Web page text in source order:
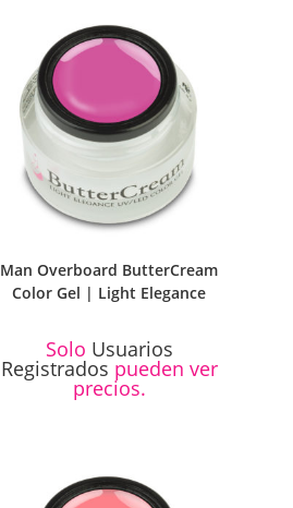
Man Overboard ButterCream
Color Gel | Light Elegance
Solo Usuarios
Registrados pueden ver
precios.